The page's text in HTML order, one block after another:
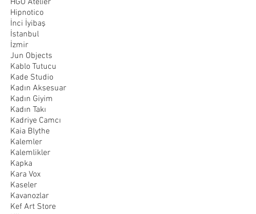
Hipnotico
İnci İyibaş
İstanbul
İzmir
Jun Objects
Kablo Tutucu
Kade Studio
Kadın Aksesuar
Kadın Giyim
Kadın Takı
Kadriye Camcı
Kaia Blythe
Kalemler
Kalemlikler
Kapka
Kara Vox
Kaseler
Kavanozlar
Kef Art Store